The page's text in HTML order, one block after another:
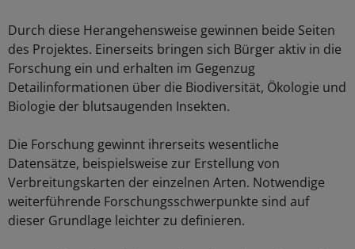
Durch diese Herangehensweise gewinnen beide Seiten
des Projektes. Einerseits bringen sich Bürger aktiv in die
Forschung ein und erhalten im Gegenzug
Detailinformationen über die Biodiversität, Ökologie und
Biologie der blutsaugenden Insekten.
Die Forschung gewinnt ihrerseits wesentliche
Datensätze, beispielsweise zur Erstellung von
Verbreitungskarten der einzelnen Arten. Notwendige
weiterführende Forschungsschwerpunkte sind auf
dieser Grundlage leichter zu definieren.